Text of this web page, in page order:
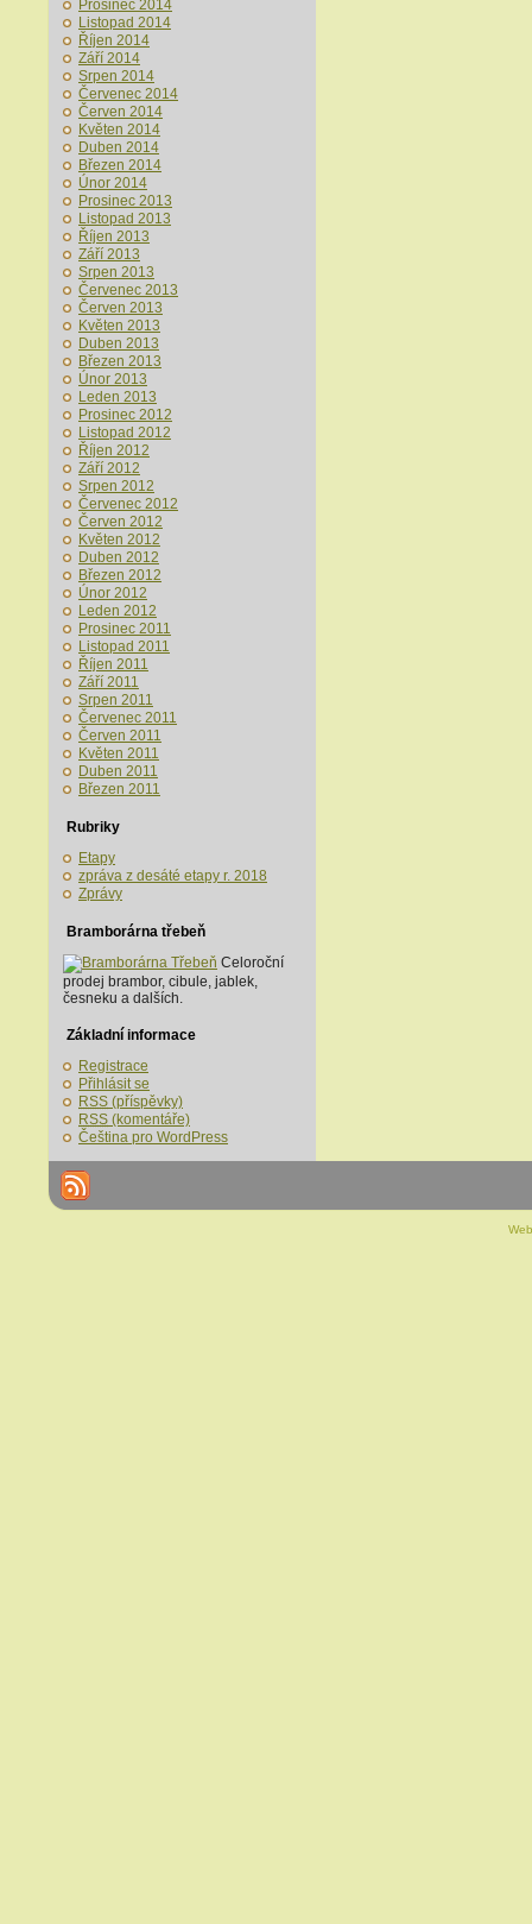
Prosinec 2014
Listopad 2014
Říjen 2014
Září 2014
Srpen 2014
Červenec 2014
Červen 2014
Květen 2014
Duben 2014
Březen 2014
Únor 2014
Prosinec 2013
Listopad 2013
Říjen 2013
Září 2013
Srpen 2013
Červenec 2013
Červen 2013
Květen 2013
Duben 2013
Březen 2013
Únor 2013
Leden 2013
Prosinec 2012
Listopad 2012
Říjen 2012
Září 2012
Srpen 2012
Červenec 2012
Červen 2012
Květen 2012
Duben 2012
Březen 2012
Únor 2012
Leden 2012
Prosinec 2011
Listopad 2011
Říjen 2011
Září 2011
Srpen 2011
Červenec 2011
Červen 2011
Květen 2011
Duben 2011
Březen 2011
Rubriky
Etapy
zpráva z desáté etapy r. 2018
Zprávy
Bramborárna třebeň
Celoroční
prodej brambor, cibule, jablek,
česneku a dalších.
Základní informace
Registrace
Přihlásit se
RSS (příspěvky)
RSS (komentáře)
Čeština pro WordPress